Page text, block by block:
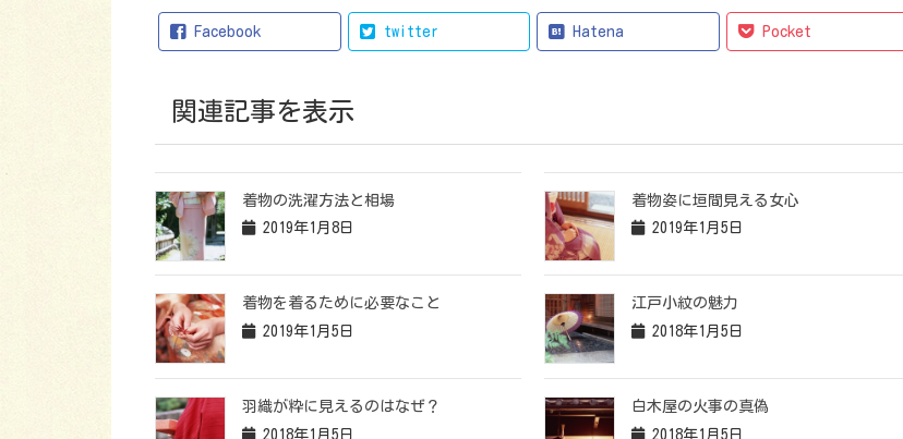
Facebook twitter Hatena Pocket
関連記事を表示
着物の洗濯方法と相場
2019年1月8日
着物姿に垣間見える女心
2019年1月5日
着物を着るために必要なこと
2019年1月5日
江戸小紋の魅力
2018年1月5日
羽織が粋に見えるのはなぜ？
2018年1月5日
白木屋の火事の真偽
2018年1月5日